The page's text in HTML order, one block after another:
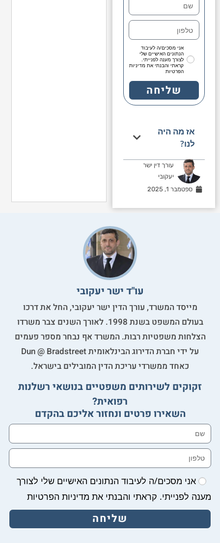
אני מסכים/ה לעיבוד
הנתונים האישיים שלי
לצורך מענה לפנייתי.
קראתי והבנתי את מדיניות
הפרטיות
שליחה
אז מה היה
לנו?
עורך דין ישר
יעקובי
ספטמבר 1, 2025
עו"ד ישר יעקובי
מייסד המשרד, עורך הדין ישר יעקובי, החל את דרכו
בעולם המשפט בשנת 1998. לאורך השנים צבר משרדו
הצלחות משפטיות רבות. המשרד אף נבחר מספר פעמים
על ידי חברת הדירוג הבינלאומית Dun @ Bradstreet
כאחד ממשרדי עריכת הדין המובילים בישראל.
זקוקים לשירותים משפטיים בנושאי רשלנות
רפואית?
השאירו פרטים ונחזור אליכם בהקדם
אני מסכים/ה לעיבוד הנתונים האישיים שלי לצורך
מענה לפנייתי. קראתי והבנתי את מדיניות הפרטיות
שליחה